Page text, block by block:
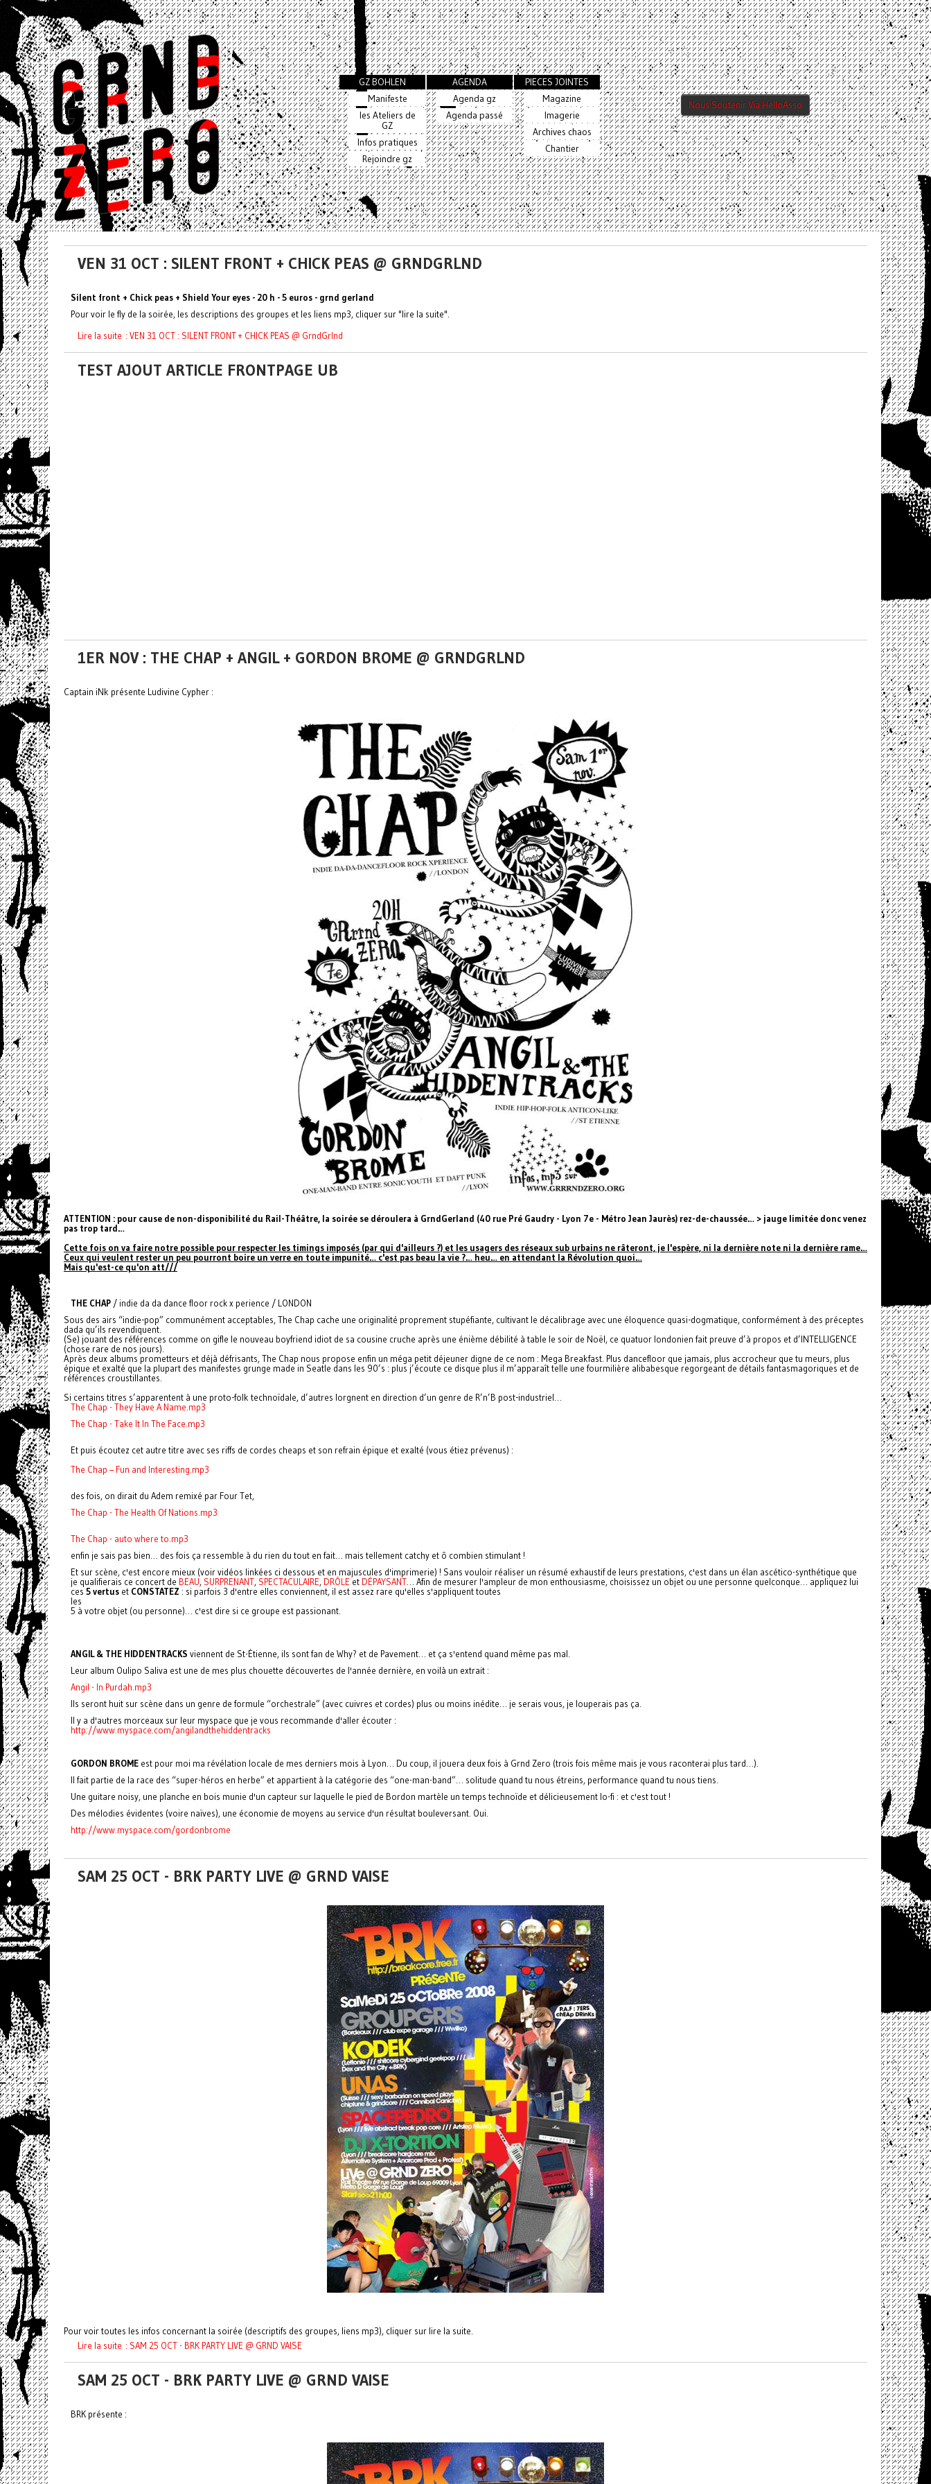
GZ BOHLEN
Manifeste
les Ateliers de
GZ
Infos pratiques
Rejoindre gz
AGENDA
Agenda gz
Agenda passé
PIECES JOINTES
Magazine
Imagerie
Archives chaos
Chantier
Nous Soutenir Via HelloAsso
VEN 31 OCT : SILENT FRONT + CHICK PEAS @ GRNDGRLND
Silent front + Chick peas + Shield Your eyes - 20 h - 5 euros - grnd gerland
Pour voir le fly de la soirée, les descriptions des groupes et les liens mp3, cliquer sur "lire la suite".
Lire la suite : VEN 31 OCT : SILENT FRONT + CHICK PEAS @ GrndGrlnd
TEST AJOUT ARTICLE FRONTPAGE UB
1ER NOV : THE CHAP + ANGIL + GORDON BROME @ GRNDGRLND
Captain iNk présente Ludivine Cypher :
ATTENTION : pour cause de non-disponibilité du Rail-Théâtre, la soirée se déroulera à GrndGerland (40 rue Pré Gaudry - Lyon 7e - Métro Jean Jaurès) rez-de-chaussée… > jauge limitée donc venez
pas trop tard…
Cette fois on va faire notre possible pour respecter les timings imposés (par qui d'ailleurs ?) et les usagers des réseaux sub urbains ne râteront, je l'espère, ni la dernière note ni la dernière rame…
Ceux qui veulent rester un peu pourront boire un verre en toute impunité… c'est pas beau la vie ?… heu… en attendant la Révolution quoi…
Mais qu'est-ce qu'on att///
THE CHAP / indie da da dance floor rock x perience / LONDON
Sous des airs “indie-pop” communément acceptables, The Chap cache une originalité proprement stupéfiante, cultivant le décalibrage avec une éloquence quasi-dogmatique, conformément à des préceptes
dada qu’ils revendiquent.
(Se) jouant des références comme on gifle le nouveau boyfriend idiot de sa cousine cruche après une énième débilité à table le soir de Noël, ce quatuor londonien fait preuve d’à propos et d’INTELLIGENCE
(chose rare de nos jours).
Après deux albums prometteurs et déjà défrisants, The Chap nous propose enfin un méga petit déjeuner digne de ce nom : Mega Breakfast. Plus dancefloor que jamais, plus accrocheur que tu meurs, plus
épique et exalté que la plupart des manifestes grunge made in Seatle dans les 90’s : plus j’écoute ce disque plus il m’apparaît telle une fourmilière alibabesque regorgeant de détails fantasmagoriques et de
références croustillantes.
Si certains titres s’apparentent à une proto-folk technoïdale, d’autres lorgnent en direction d’un genre de R’n’B post-industriel…
The Chap - They Have A Name.mp3
The Chap - Take It In The Face.mp3
Et puis écoutez cet autre titre avec ses riffs de cordes cheaps et son refrain épique et exalté (vous étiez prévenus) :
The Chap – Fun and Interesting.mp3
des fois, on dirait du Adem remixé par Four Tet,
The Chap - The Health Of Nations.mp3
The Chap - auto where to.mp3
enfin je sais pas bien… des fois ça ressemble à du rien du tout en fait… mais tellement catchy et ô combien stimulant !
Et sur scène, c'est encore mieux (voir vidéos linkées ci dessous et en majuscules d'imprimerie) ! Sans vouloir réaliser un résumé exhaustif de leurs prestations, c'est dans un élan ascético-synthétique que
je qualifierais ce concert de BEAU, SURPRENANT, SPECTACULAIRE, DRÔLEet DÉPAYSANT … Afin de mesurer l'ampleur de mon enthousiasme, choisissez un objet ou une personne quelconque… appliquez lui
ces5 vertus et CONSTATEZ : si parfois 3 d'entre elles conviennent, il est assez rare qu'elles s'appliquent toutes
les
5 à votre objet (ou personne)… c'est dire si ce groupe est passionant.
ANGIL & THE HIDDENTRACKS viennent de St-Étienne, ils sont fan de Why? et de Pavement… et ça s'entend quand même pas mal.
Leur album Oulipo Saliva est une de mes plus chouette découvertes de l'année dernière, en voilà un extrait :
Angil - In Purdah.mp3
Ils seront huit sur scène dans un genre de formule “orchestrale” (avec cuivres et cordes) plus ou moins inédite… je serais vous, je louperais pas ça.
Il y a d'autres morceaux sur leur myspace que je vous recommande d'aller écouter :
http://www.myspace.com/angilandthehiddentracks
GORDON BROME est pour moi ma révélation locale de mes derniers mois à Lyon… Du coup, il jouera deux fois à Grnd Zero (trois fois même mais je vous raconterai plus tard…).
Il fait partie de la race des “super-héros en herbe” et appartient à la catégorie des “one-man-band”… solitude quand tu nous étreins, performance quand tu nous tiens.
Une guitare noisy, une planche en bois munie d'un capteur sur laquelle le pied de Bordon martèle un temps technoïde et délicieusement lo-fi : et c'est tout !
Des mélodies évidentes (voire naïves), une économie de moyens au service d'un résultat bouleversant. Oui.
http://www.myspace.com/gordonbrome
SAM 25 OCT - BRK PARTY LIVE @ GRND VAISE
Pour voir toutes les infos concernant la soirée (descriptifs des groupes, liens mp3), cliquer sur lire la suite.
Lire la suite : SAM 25 OCT - BRK PARTY LIVE @ GRND VAISE
SAM 25 OCT - BRK PARTY LIVE @ GRND VAISE
BRK présente :